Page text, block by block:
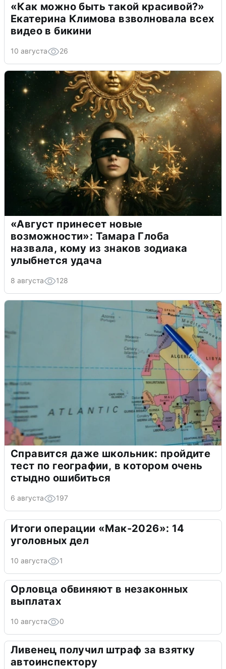
«Как можно быть такой красивой?»
Екатерина Климова взволновала всех
видео в бикини
10 августа 26
«Август принесет новые
возможности»: Тамара Глоба
назвала, кому из знаков зодиака
улыбнется удача
8 августа 128
Справится даже школьник: пройдите
тест по географии, в котором очень
стыдно ошибиться
6 августа 197
Итоги операции «Мак-2026»: 14
уголовных дел
10 августа 1
Орловца обвиняют в незаконных
выплатах
10 августа 0
Ливенец получил штраф за взятку
автоинспектору